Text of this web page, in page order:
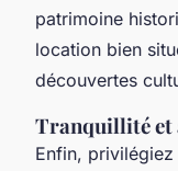
patrimoine
location bien
découvertes
Tranquillité et
Enfin,